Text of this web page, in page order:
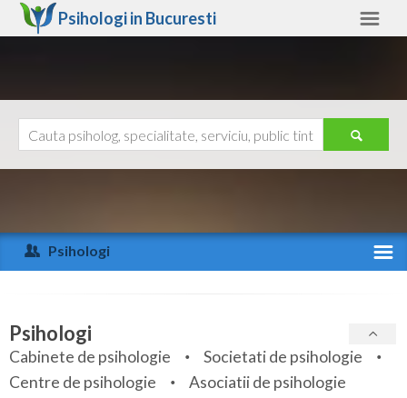
Psihologi in Bucuresti
Arad
Arges
Bihor
Bistrita-Nasaud
Ajutor
Psihologi
Specialitati
Servicii
Psihologi
Cabinete de psihologie
Societati de psihologie
Centre de psihologie
Asociatii de psihologie